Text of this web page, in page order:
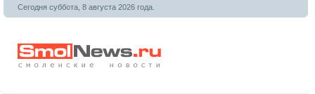
Сегодня суббота, 8 августа 2026 года.